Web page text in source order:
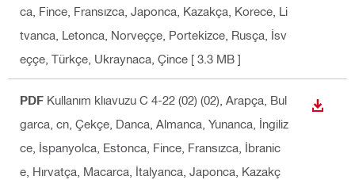
ca, Fince, Fransızca, Japonca, Kazakça, Korece, Li
tvanca, Letonca, Norveççe, Portekizce, Rusça, İsv
eççe, Türkçe, Ukraynaca, Çince [ 3.3 MB ]
PDF Kullanım klıavuzu C 4-22 (02) (02) , Arapça, Bul
garca, cn, Çekçe, Danca, Almanca, Yunanca, İngiliz
ce, İspanyolca, Estonca, Fince, Fransızca, İbranic
e, Hırvatça, Macarca, İtalyanca, Japonca, Kazakç
İNDIR